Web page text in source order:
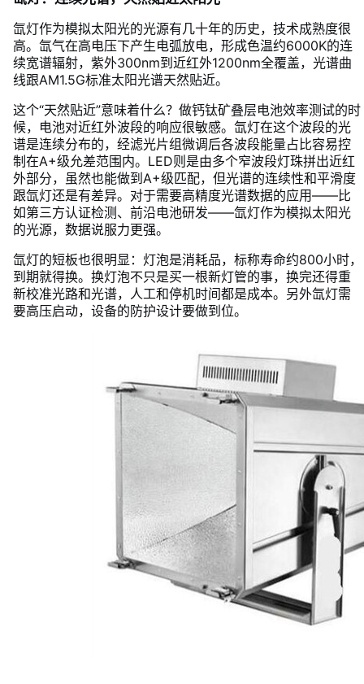
氙灯作为模拟太阳光的光源有几十年的历史，技术成熟度很
高。氙气在高电压下产生电弧放电，形成色温约6000K的连
续宽谱辐射，紫外300nm到近红外1200nm全覆盖，光谱曲
线跟AM1.5G标准太阳光谱天然贴近。
这个“天然贴近”意味着什么？做钙钛矿叠层电池效率测试的时
候，电池对近红外波段的响应很敏感。氙灯在这个波段的光
谱是连续分布的，经滤光片组微调后各波段能量占比容易控
制在A+级允差范围内。LED则是由多个窄波段灯珠拼出近红
外部分，虽然也能做到A+级匹配，但光谱的连续性和平滑度
跟氙灯还是有差异。对于需要高精度光谱数据的应用——比
如第三方认证检测、前沿电池研发——氙灯作为模拟太阳光
的光源，数据说服力更强。
氙灯的短板也很明显：灯泡是消耗品，标称寿命约800小时，
到期就得换。换灯泡不只是买一根新灯管的事，换完还得重
新校准光路和光谱，人工和停机时间都是成本。另外氙灯需
要高压启动，设备的防护设计要做到位。